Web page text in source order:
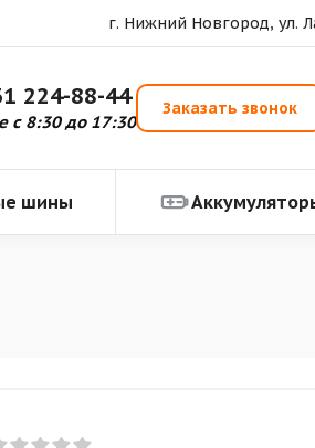
г. Нижний Новгород, ул.
224-88-44
с 8:30 до 17:30
Заказать звонок
шины